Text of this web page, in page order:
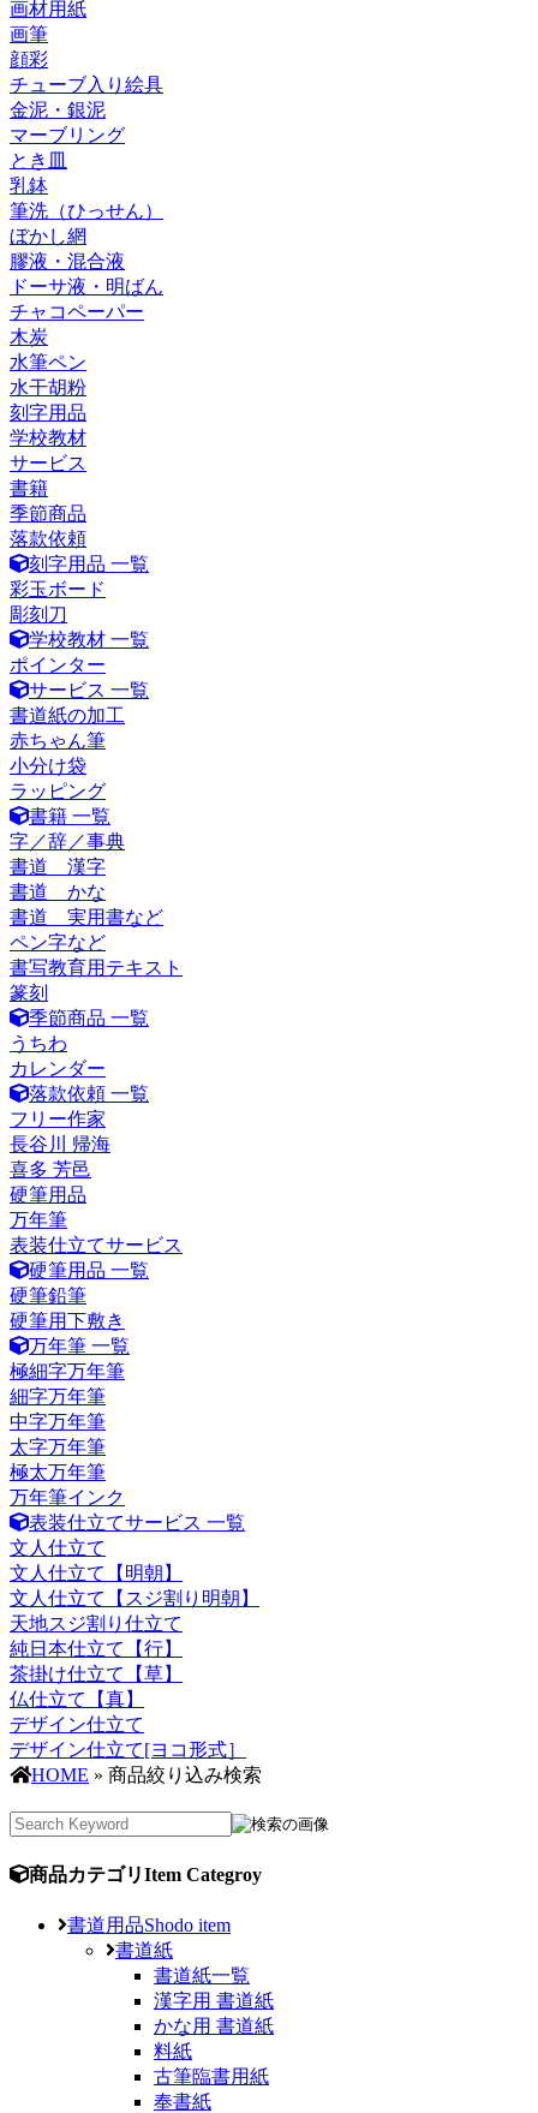
画材用紙
画筆
顔彩
チューブ入り絵具
金泥・銀泥
マーブリング
とき皿
乳鉢
筆洗（ひっせん）
ぼかし網
膠液・混合液
ドーサ液・明ばん
チャコペーパー
木炭
水筆ペン
水干胡粉
刻字用品
学校教材
サービス
書籍
季節商品
落款依頼
刻字用品 一覧
彩玉ボード
彫刻刀
学校教材 一覧
ポインター
サービス 一覧
書道紙の加工
赤ちゃん筆
小分け袋
ラッピング
書籍 一覧
字／辞／事典
書道 漢字
書道 かな
書道 実用書など
ペン字など
書写教育用テキスト
篆刻
季節商品 一覧
うちわ
カレンダー
落款依頼 一覧
フリー作家
長谷川 帰海
喜多 芳邑
硬筆用品
万年筆
表装仕立てサービス
硬筆用品 一覧
硬筆鉛筆
硬筆用下敷き
万年筆 一覧
極細字万年筆
細字万年筆
中字万年筆
太字万年筆
極太万年筆
万年筆インク
表装仕立てサービス 一覧
文人仕立て
文人仕立て【明朝】
文人仕立て【スジ割り明朝】
天地スジ割り仕立て
純日本仕立て【行】
茶掛け仕立て【草】
仏仕立て【真】
デザイン仕立て
デザイン仕立て[ヨコ形式］
HOME » 商品絞り込み検索
商品カテゴリItem Categroy
書道用品Shodo item
書道紙
書道紙一覧
漢字用 書道紙
かな用 書道紙
料紙
古筆臨書用紙
奉書紙